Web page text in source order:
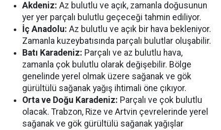
Akdeniz: Az bulutlu ve açık, zamanla doğusunun
yer yer parçalı bulutlu geçeceği tahmin ediliyor.
İç Anadolu: Az bulutlu ve açık bir hava bekleniyor.
Zamanla kuzeybatısında parçalı bulutlar oluşabilir.
Batı Karadeniz: Parçalı ve az bulutlu hava,
zamanla çok bulutlu olarak değişebilir. Bölge
genelinde yerel olmak üzere sağanak ve gök
gürültülü sağanak yağış ihtimali öne çıkıyor.
Orta ve Doğu Karadeniz: Parçalı ve çok bulutlu
olacak. Trabzon, Rize ve Artvin çevrelerinde yerel
sağanak ve gök gürültülü sağanak yağışlar